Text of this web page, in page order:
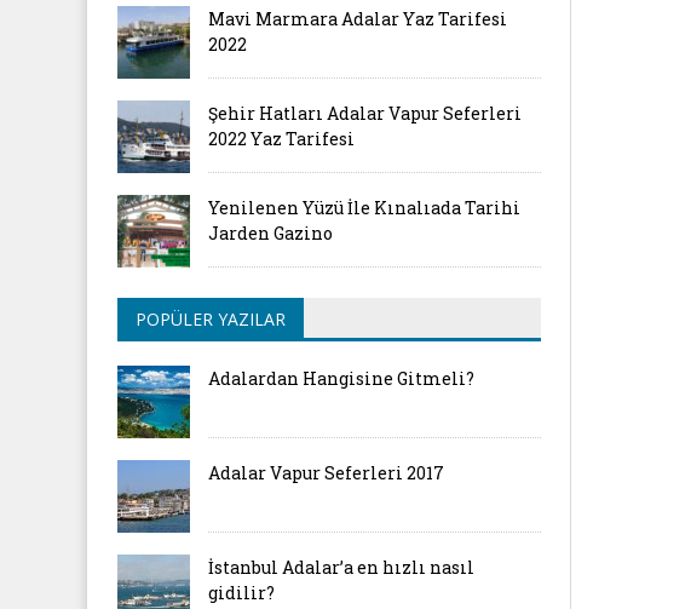
Mavi Marmara Adalar Yaz Tarifesi
2022
Şehir Hatları Adalar Vapur Seferleri
2022 Yaz Tarifesi
Yenilenen Yüzü İle Kınalıada Tarihi
Jarden Gazino
POPÜLER YAZILAR
Adalardan Hangisine Gitmeli?
Adalar Vapur Seferleri 2017
İstanbul Adalar’a en hızlı nasıl
gidilir?